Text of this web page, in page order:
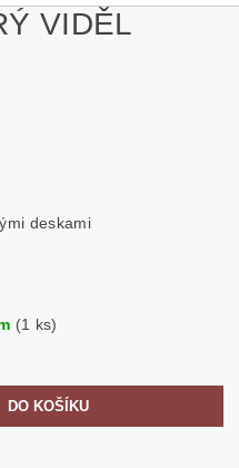
VIDĚL
deskami
(1 ks)